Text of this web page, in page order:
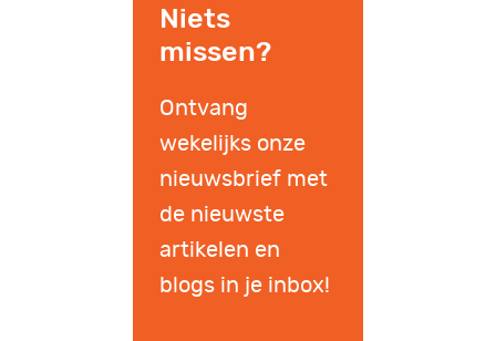
Niets
missen?
Ontvang
wekelijks onze
nieuwsbrief met
de nieuwste
artikelen en
blogs in je inbox!